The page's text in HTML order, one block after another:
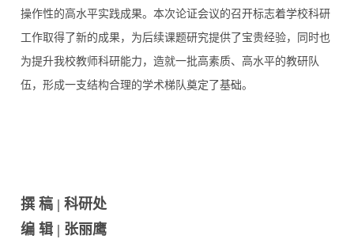
操作性的高水平实践成果。本次论证会议的召开标志着学校科研
工作取得了新的成果，为后续课题研究提供了宝贵经验，同时也
为提升我校教师科研能力，造就一批高素质、高水平的教研队
伍，形成一支结构合理的学术梯队奠定了基础。
撰 稿 | 科研处
编 辑 | 张丽鹰